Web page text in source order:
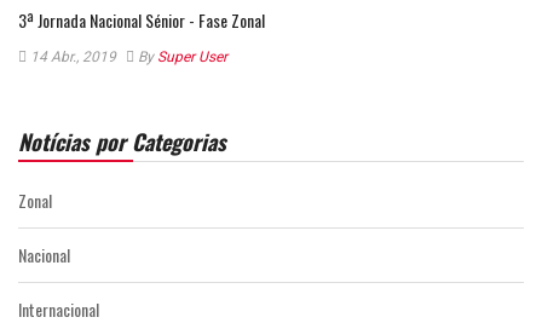
3ª Jornada Nacional Sénior - Fase Zonal
14 Abr., 2019 By Super User
Notícias por Categorias
Zonal
Nacional
Internacional